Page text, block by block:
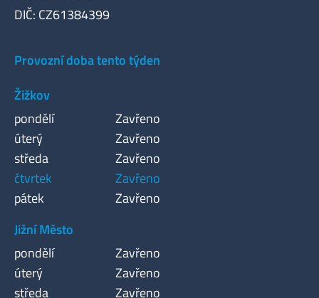
DIČ: CZ61384399
Provozní doba tento týden
Žižkov
pondělí
Zavřeno
úterý
Zavřeno
středa
Zavřeno
čtvrtek
Zavřeno
pátek
Zavřeno
Jižní Město
pondělí
Zavřeno
úterý
Zavřeno
středa
Zavřeno